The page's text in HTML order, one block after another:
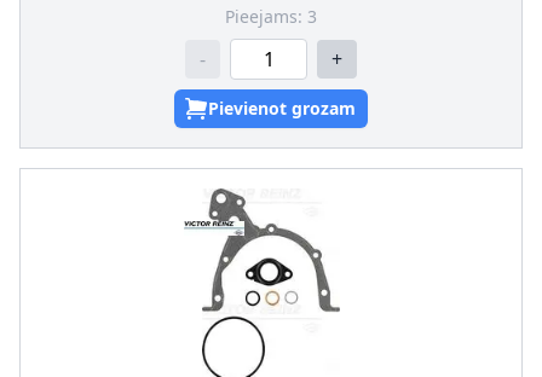
Pieejams: 3
- +
Pievienot grozam